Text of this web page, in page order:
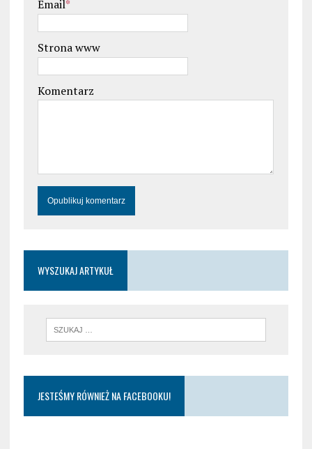
Email*
Strona www
Komentarz
WYSZUKAJ ARTYKUŁ
JESTEŚMY RÓWNIEŻ NA FACEBOOKU!